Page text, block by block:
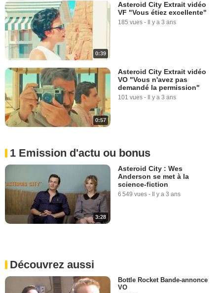
0:39
Asteroid City Extrait vidéo
VF "Vous étiez excellente"
185 vues - Il y a 3 ans
0:57
Asteroid City Extrait vidéo
VO "Vous n'avez pas
demandé la permission"
101 vues - Il y a 3 ans
1 Emission d'actu ou bonus
3:28
Asteroid City : Wes
Anderson se met à la
science-fiction
6 549 vues - Il y a 3 ans
Découvrez aussi
Bottle Rocket Bande-annonce
VO